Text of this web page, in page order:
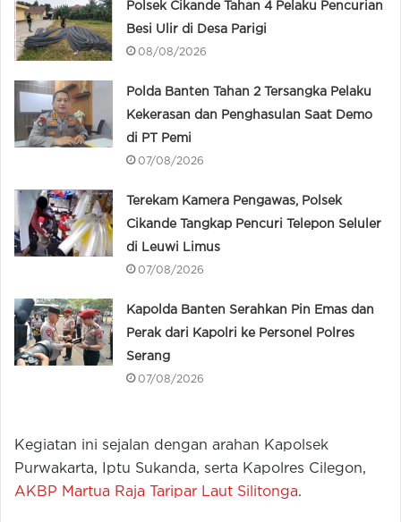
Polsek Cikande Tahan 4 Pelaku Pencurian
Besi Ulir di Desa Parigi
08/08/2026
Polda Banten Tahan 2 Tersangka Pelaku
Kekerasan dan Penghasulan Saat Demo
di PT Pemi
07/08/2026
Terekam Kamera Pengawas, Polsek
Cikande Tangkap Pencuri Telepon Seluler
di Leuwi Limus
07/08/2026
Kapolda Banten Serahkan Pin Emas dan
Perak dari Kapolri ke Personel Polres
Serang
07/08/2026
Kegiatan ini sejalan dengan arahan Kapolsek
Purwakarta, Iptu Sukanda, serta Kapolres Cilegon,
AKBP Martua Raja Taripar Laut Silitonga.